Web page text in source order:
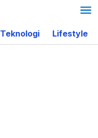
Teknologi Lifestyle